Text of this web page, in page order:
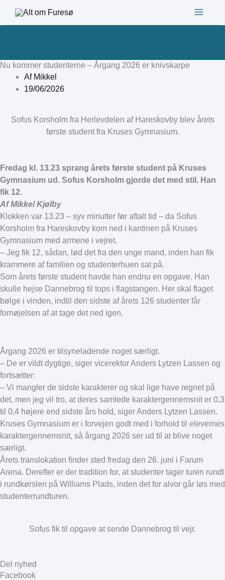
Nu kommer studenterne – Årgang 2026 er knivskarpe
AfMikkel
19/06/2026
Sofus Korsholm fra Herlevdelen af Hareskovby blev årets
første student fra Kruses Gymnasium.
Fredag kl. 13.23 sprang årets første student på Kruses
Gymnasium ud. Sofus Korsholm gjorde det med stil. Han
fik 12.
Af Mikkel Kjølby
Klokken var 13.23 – syv minutter før aftalt tid – da Sofus
Korsholm fra Hareskovby kom ned i kantinen på Kruses
Gymnasium med armene i vejret.
– Jeg fik 12, sådan, lød det fra den unge mand, inden han fik
krammere af familien og studenterhuen sat på.
Som årets første student havde han endnu en opgave. Han
skulle hejse Dannebrog til tops i flagstangen. Her skal flaget
bølge i vinden, indtil den sidste af årets 126 studenter får
fornøjelsen af at tage det ned igen.
Årgang 2026 er tilsyneladende noget særligt.
– De er vildt dygtige, siger vicerektor Anders Lytzen Lassen og
fortsætter:
– Vi mangler de sidste karakterer og skal lige have regnet på
det, men jeg vil tro, at deres samlede karaktergennemsnit er 0,3
til 0,4 højere end sidste års hold, siger Anders Lytzen Lassen.
Kruses Gymnasium er i forvejen godt med i forhold til elevernes
karaktergennemsnit, så årgang 2026 ser ud til at blive noget
særligt.
Årets translokation finder sted fredag den 26. juni i Farum
Arena. Derefter er der tradition for, at studenter tager turen rundt
i rundkørslen på Williams Plads, inden det for alvor går løs med
studenterrundturen.
Sofus fik til opgave at sende Dannebrog til vejr.
Del nyhed
Facebook